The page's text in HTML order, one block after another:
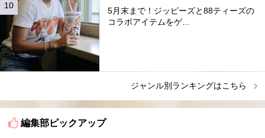
5月末まで！ジッピーズと88ティーズの
コラボアイテムをゲ...
ジャンル別ランキングはこちら
編集部ピックアップ